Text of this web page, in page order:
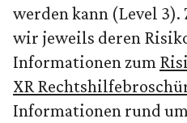
werden kann (Level 3).
wir jeweils deren
Informationen zum
XR
Informationen rund